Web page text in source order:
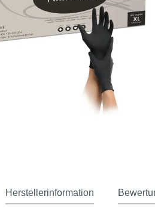
Herstellerinformation